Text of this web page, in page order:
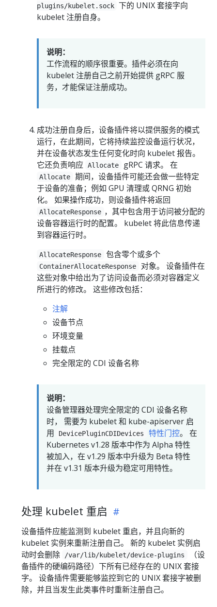
plugins/kubelet.sock 下的 UNIX 套接字向
kubelet 注册自身。
说明：
工作流程的顺序很重要。插件必须在向
kubelet 注册自己之前开始提供 gRPC 服
务，才能保证注册成功。
成功注册自身后，设备插件将以提供服务的模式
运行，在此期间，它将持续监控设备运行状况，
并在设备状态发生任何变化时向 kubelet 报告。
它还负责响应
Allocate gRPC 请求。 在
Allocate
期间，设备插件可能还会做一些特定
于设备的准备；例如 GPU 清理或 QRNG 初始
化。 如果操作成功，则设备插件将返回
AllocateResponse ，其中包含用于访问被分配的
设备容器运行时的配置。 kubelet 将此信息传递
到容器运行时。
AllocateResponse 包含零个或多个
ContainerAllocateResponse
对象。 设备插件在
这些对象中给出为了访问设备而必须对容器定义
所进行的修改。 这些修改包括：
注解
设备节点
环境变量
挂载点
完全限定的 CDI 设备名称
说明：
设备管理器处理完全限定的 CDI 设备名称
时， 需要为 kubelet 和 kube-apiserver 启
用
DevicePluginCDIDevices 特性门控。 在
Kubernetes v1.28 版本中作为 Alpha 特性
被加入，在 v1.29 版本中升级为 Beta 特性
并在 v1.31 版本升级为稳定可用特性。
处理 kubelet 重启
设备插件应能监测到 kubelet 重启，并且向新的
kubelet 实例来重新注册自己。 新的 kubelet 实例启
动时会删除
/var/lib/kubelet/device-plugins
（设
备插件的硬编码路径）下所有已经存在的 UNIX 套接
字。 设备插件需要能够监控到它的 UNIX 套接字被删
除，并且当发生此类事件时重新注册自己。